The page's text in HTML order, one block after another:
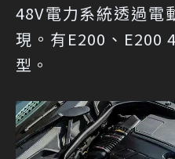
48V電力系統透過電
現。有E200、E200
型。